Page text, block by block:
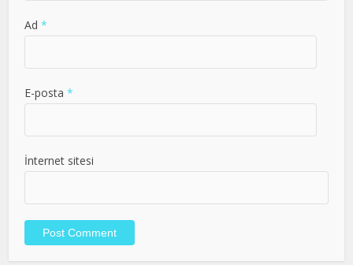
Ad*
E-posta*
İnternet sitesi